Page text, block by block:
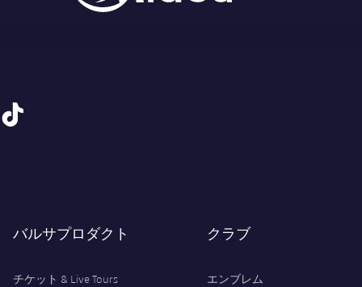
tiktok
バルサプロダクト
チケット & Live Tours
クラブ
エンブレム